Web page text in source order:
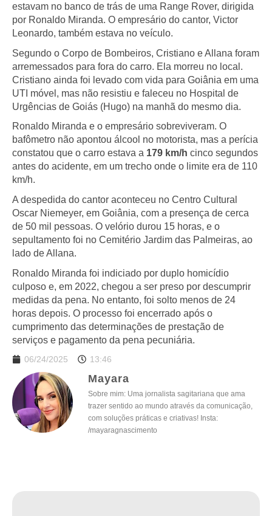
estavam no banco de trás de uma Range Rover, dirigida
por Ronaldo Miranda. O empresário do cantor, Victor
Leonardo, também estava no veículo.
Segundo o Corpo de Bombeiros, Cristiano e Allana foram
arremessados para fora do carro. Ela morreu no local.
Cristiano ainda foi levado com vida para Goiânia em uma
UTI móvel, mas não resistiu e faleceu no Hospital de
Urgências de Goiás (Hugo) na manhã do mesmo dia.
Ronaldo Miranda e o empresário sobreviveram. O
bafômetro não apontou álcool no motorista, mas a perícia
constatou que o carro estava a 179 km/h cinco segundos
antes do acidente, em um trecho onde o limite era de 110
km/h.
A despedida do cantor aconteceu no Centro Cultural
Oscar Niemeyer, em Goiânia, com a presença de cerca
de 50 mil pessoas. O velório durou 15 horas, e o
sepultamento foi no Cemitério Jardim das Palmeiras, ao
lado de Allana.
Ronaldo Miranda foi indiciado por duplo homicídio
culposo e, em 2022, chegou a ser preso por descumprir
medidas da pena. No entanto, foi solto menos de 24
horas depois. O processo foi encerrado após o
cumprimento das determinações de prestação de
serviços e pagamento da pena pecuniária.
06/24/2025 13:46
Mayara
Sobre mim: Uma jornalista sagitariana que ama
trazer sentido ao mundo através da comunicação,
com soluções práticas e criativas! Insta:
/mayaragnascimento